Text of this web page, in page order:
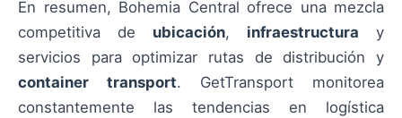
En resumen, Bohemia Central ofrece una mezcla
competitiva de ubicación, infraestructura y
servicios para optimizar rutas de distribución y
container transport. GetTransport monitorea
constantemente las tendencias en logística